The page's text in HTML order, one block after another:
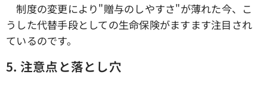
制度の変更により"贈与のしやすさ"が薄れた今、こ
うした代替手段としての生命保険がますます注目され
ているのです。
5. 注意点と落とし穴